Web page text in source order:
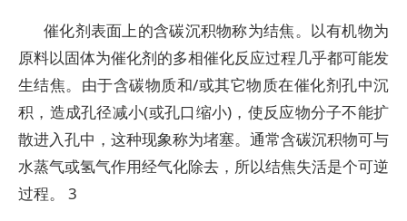
催化剂表面上的含碳沉积物称为结焦。以有机物为
原料以固体为催化剂的多相催化反应过程几乎都可能发
生结焦。由于含碳物质和/或其它物质在催化剂孔中沉
积，造成孔径减小(或孔口缩小)，使反应物分子不能扩
散进入孔中，这种现象称为堵塞。通常含碳沉积物可与
水蒸气或氢气作用经气化除去，所以结焦失活是个可逆
过程。 3